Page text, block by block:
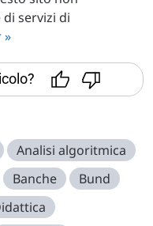
servizi di
»
Analisi algoritmica
Banche
Bund